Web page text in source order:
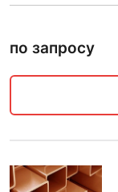
по запросу